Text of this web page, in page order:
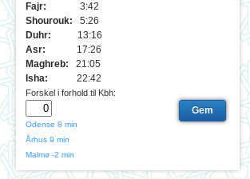
Fajr:
3:42
Shourouk:
5:26
Duhr:
13:16
Asr:
17:26
Maghreb:
21:05
Isha:
22:42
Forskel i forhold til Kbh:
Odense 8 min
Århus 9 min
Malmø -2 min